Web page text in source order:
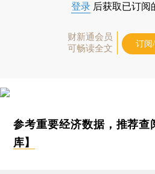
登录 后获取已订阅
财新通会员
可畅读全文
订阅
参考重要经济数据，推荐查
库】